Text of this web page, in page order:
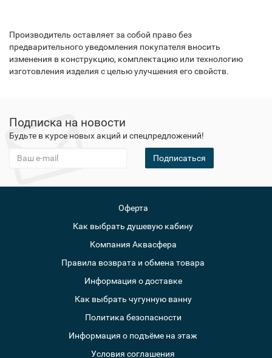
Производитель оставляет за собой право без
предварительного уведомления покупателя вносить
изменения в конструкцию, комплектацию или технологию
изготовления изделия с целью улучшения его свойств.
Подписка на новости
Будьте в курсе новых акций и спецпредложений!
Подписаться
Оферта
Как выбрать душевую кабину
Компания Аквасфера
Правила возврата и обмена товара
Информация о доставке
Как выбрать чугунную ванну
Политика безопасности
Информация о подъёме на этаж
Условия соглашения